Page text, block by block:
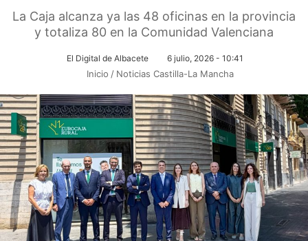
La Caja alcanza ya las 48 oficinas en la provincia
y totaliza 80 en la Comunidad Valenciana
El Digital de Albacete 6 julio, 2026 - 10:41
Inicio / Noticias Castilla-La Mancha